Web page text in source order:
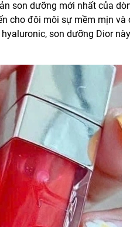
son dưỡng mới nhất của
cho đôi môi sự mềm mịn
son dưỡng Dior